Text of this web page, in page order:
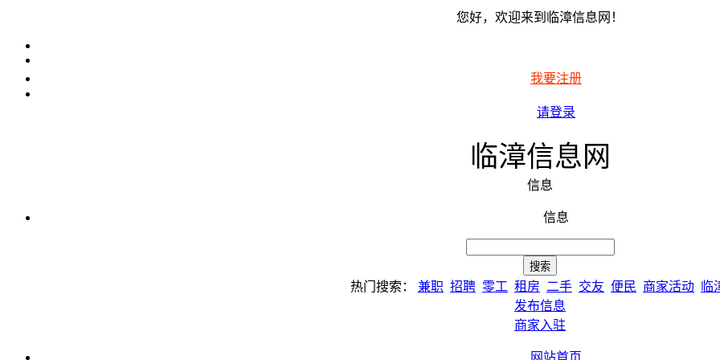
您好，欢迎来到临漳信息网！
我要注册
请登录
临漳信息网
信息
信息
热门搜索： 兼职 招聘 零工 租房 二手 交友 便民 商家活动
临
发布信息
商家入驻
网站首页